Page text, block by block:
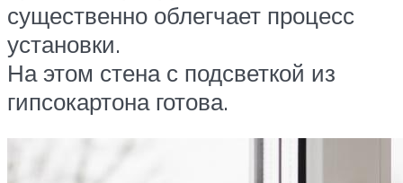
существенно облегчает процесс
установки.
На этом стена с подсветкой из
гипсокартона готова.